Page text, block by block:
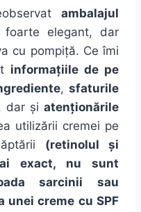
ambalajul
foarte elegant, dar
cu pompiță. Ceîmi
informațiile de pe
, sfaturile
dar și atenționările
utilizării cremei pe
(retinolulși
exact, nu sunt
sarcinii sau
unei creme cu SPF